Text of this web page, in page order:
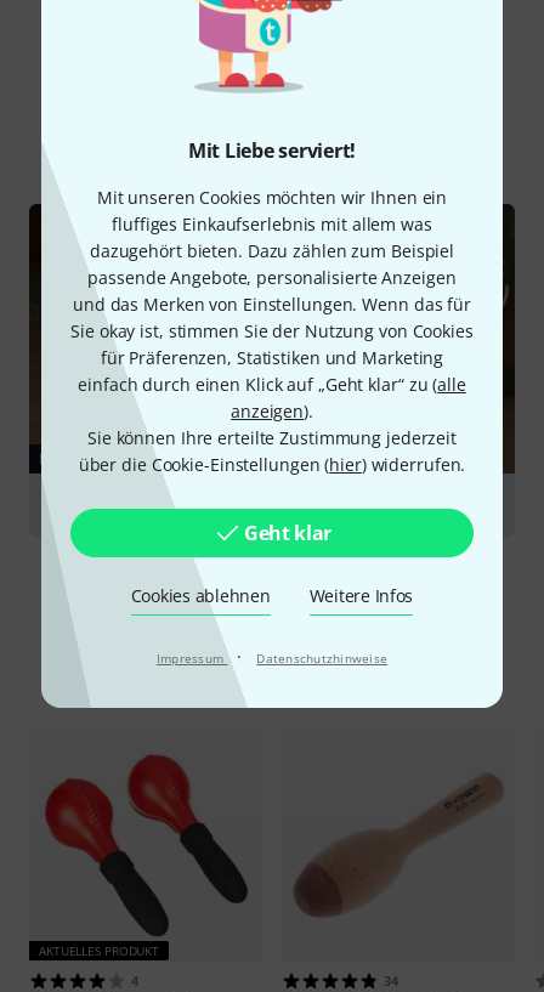
Mit Liebe serviert!
Mit unseren Cookies möchten wir Ihnen ein
fluffiges Einkaufserlebnis mit allem was
dazugehört bieten. Dazu zählen zum Beispiel
passende Angebote, personalisierte Anzeigen
und das Merken von Einstellungen. Wenn das für
Sie okay ist, stimmen Sie der Nutzung von Cookies
für Präferenzen, Statistiken und Marketing
einfach durch einen Klick auf „Geht klar“ zu (alle
anzeigen).
Sie können Ihre erteilte Zustimmung jederzeit
über die Cookie-Einstellungen (hier) widerrufen.
Geht klar
Cookies ablehnen Weitere Infos
Impressum · Datenschutzhinweise
Schon gewusst?
Alle Ratgeber
RATGEBER
Percussioninstrumente
Alternativen vergleichen
AKTUELLES PRODUKT
4 34